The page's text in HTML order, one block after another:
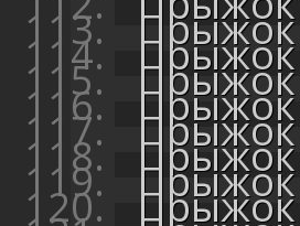
Прыжок
Прыжок
Прыжок
Прыжок
Прыжок
Прыжок
Прыжок
Прыжок